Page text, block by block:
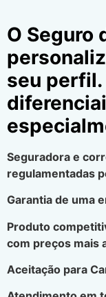
O Seguro
seu perfil.
Seguradora e
regulamentadas
Garantia de uma
Produto
com preços mais
Aceitação para